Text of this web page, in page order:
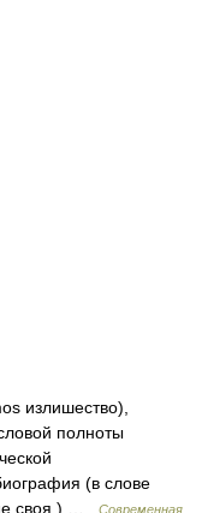
излишество),
полноты
(в слове
своя ) …
Современная